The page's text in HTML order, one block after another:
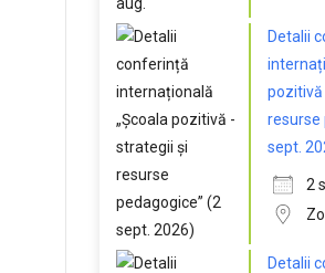
Detalii
pozitivă
resurse
sept.
2
Detalii